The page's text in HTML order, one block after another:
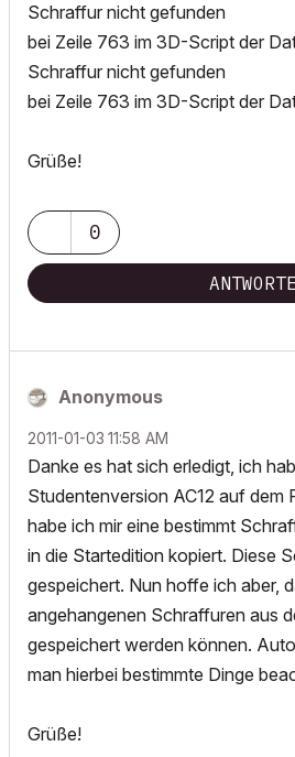
Schraffur nicht gefunden
bei Zeile 763 im 3D-Script der
Schraffur nicht gefunden
bei Zeile 763 im 3D-Script der
Grüße!
0
Anonymous
‎2011-01-03 11:58 AM
Danke es hat sich erledigt, ich
Studentenversion AC12 auf dem
habe ich mir eine bestimmt
in die Startedition kopiert. Diese
gespeichert. Nun hoffe ich aber,
angehangenen Schraffuren aus
gespeichert werden können.
man hierbei bestimmte Dinge
Grüße!